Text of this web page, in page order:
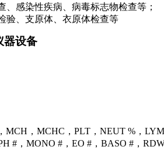
感染性疾病、病毒标志物检查等；
验、支原体、衣原体检查等
器设备
，MCHC，PLT，NEUT %，
#，MONO #，EO #，BASO #，